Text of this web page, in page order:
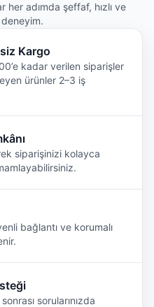
adımda şeffaf, hızlı ve
Kargo
kadar verilen siparişler
ürünler 2–3 iş
siparişinizi kolayca
bağlantı ve korumalı
sorularınızda